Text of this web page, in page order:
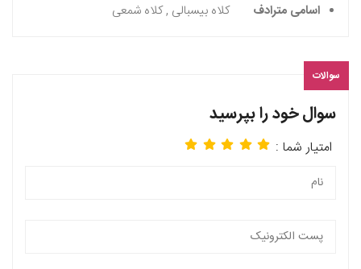
اسامی مترادف
کلاه بیسبالی , کلاه شمعی
سوالات
سوال خود را بپرسید
امتیار شما :